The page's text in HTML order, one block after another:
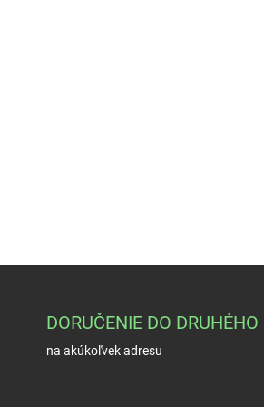
DORUČENIE DO
na akúkoľvek adresu